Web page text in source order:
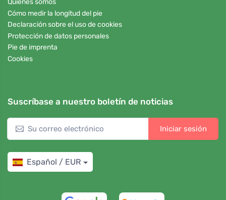
Quiénes somos
Cómo medir la longitud del pie
Declaración sobre el uso de cookies
Protección de datos personales
Pie de imprenta
Cookies
Suscríbase a nuestro boletín de noticias
Iniciar sesión
Español / EUR